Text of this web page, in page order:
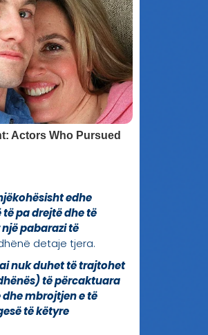
edhe
pa drejtë dhe të
pabarazi të
detaje tjera.
nuk duhet të trajtohet
të përcaktuara
mbrojtjen e të
të këtyre